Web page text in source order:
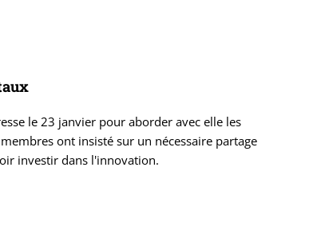
le 23 janvier pour aborder avec elle les
ont insisté sur un nécessaire partage
investir dans l'innovation.